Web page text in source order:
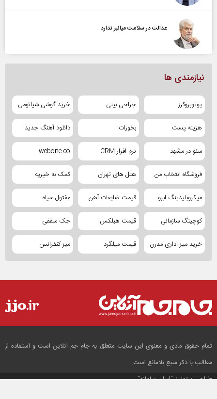
عدالت در سلامت میانبر ندارد
نیازمندی ها
یوتوبروکرز جراحی بینی خرید گوشی شیائومی
هزینه پست بخورات دانلود آهنگ جدید
سئو در مشهد نرم افزار CRM webone.co
فروشگاه انتخاب من هتل های تهران کمک به خیریه
میکروبلیدینگ ابرو قیمت ضایعات آهن مفتول سیاه
کوچینگ سازمانی قیمت هبلکس جک سقفی
خرید میز اداری مدرن قیمت میلگرد میز کنفرانس
تمام حقوق مادی و معنوی این سایت متعلق به جام جم آنلاین است و استفاده از
مطالب با ذکر منبع بلامانع است.
طراحی و تولید"ایران سامانه"